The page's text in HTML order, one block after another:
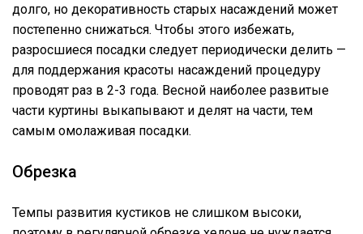
долго, но декоративность старых насаждений может
постепенно снижаться. Чтобы этого избежать,
разросшиеся посадки следует периодически делить —
для поддержания красоты насаждений процедуру
проводят раз в 2-3 года. Весной наиболее развитые
части куртины выкапывают и делят на части, тем
самым омолаживая посадки.
Обрезка
Темпы развития кустиков не слишком высоки,